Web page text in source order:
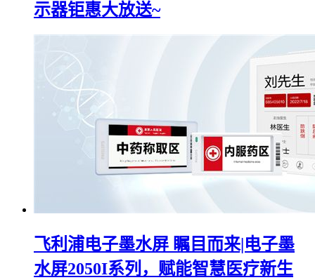
示器钜惠大放送~
飞利浦电子墨水屏 瞩目而来|电子墨
水屏2050I系列，赋能智慧医疗新生